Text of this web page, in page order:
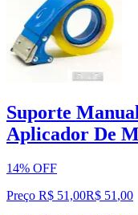
Suporte
Aplicador De
14% OFF
Preço R$ 51,00R$ 51 ,00